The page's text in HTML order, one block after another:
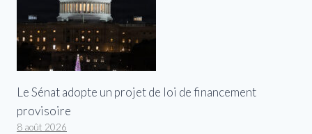
Le Sénat adopte un projet de loi de financement
provisoire
8 août 2026